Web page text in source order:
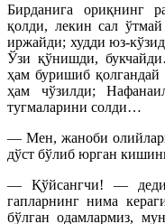
Бирданига ориқнинг
қолди, лекин сал
иржайди; худди юз-
Ўзи қўнишди,
ҳам буришиб
ҳам чўзилди;
тугмаларини солди…
— Мен, жаноби
дўст бўлиб юрган
— Қўйсангчи! —
гапларнинг нима
бўлган одамлармиз,